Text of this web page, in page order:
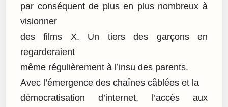
par conséquent de plus en plus nombreux à
visionner
des films X. Un tiers des garçons en
regarderaient
même régulièrement à l’insu des parents.
Avec l’émergence des chaînes câblées et la
démocratisation d’internet, l’accès aux